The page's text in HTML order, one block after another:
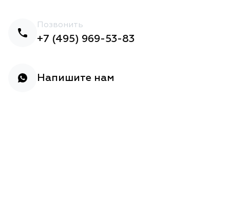
Позвонить
+7 (495) 969-53-83
Напишите нам